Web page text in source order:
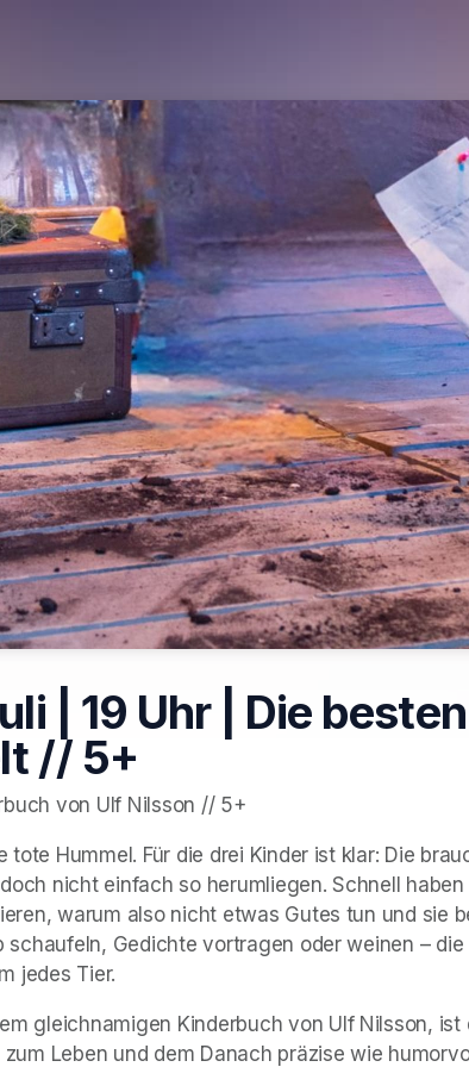
| 19 Uhr | Die
// 5+
von Ulf Nilsson // 5+
tote Hummel. Für die drei Kinder ist klar: Die
nicht einfach so herumliegen. Schnell
warum also nicht etwas Gutes tun und sie
schaufeln, Gedichte vortragen oder weinen –
jedes Tier.
gleichnamigen Kinderbuch von Ulf Nilsson,
Leben und dem Danach präzise wie